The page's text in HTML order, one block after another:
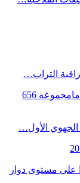
التراب…
2024 : مراكش ضمن أربع مدن بالممكلة سجلت مامجموعه 656
الجهوي الأول…
مستوى دوار